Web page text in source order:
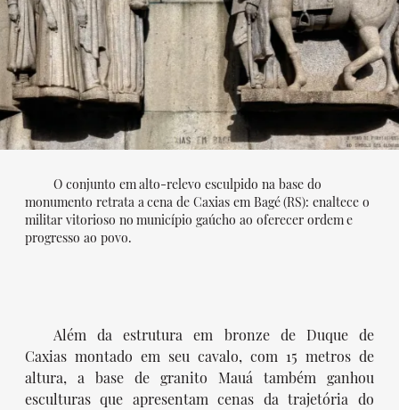
O conjunto em alto-relevo esculpido na base do
monumento retrata a cena de Caxias em Bagé (RS): enaltece o
militar vitorioso no município gaúcho ao oferecer ordem e
progresso ao povo.
Além da estrutura em bronze de Duque de
Caxias montado em seu cavalo, com 15 metros de
altura, a base de granito Mauá também ganhou
esculturas que apresentam cenas da trajetória do